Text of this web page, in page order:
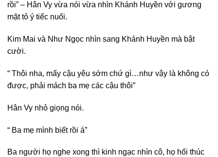
rồi” – Hân Vy vừa nói vừa nhìn Khánh Huyền với gương
mặt tỏ ý tiếc nuối.
Kim Mai và Như Ngọc nhìn sang Khánh Huyền mà bật
cười.
“ Thôi nha, mấy cậu yêu sớm chứ gì…như vậy là không có
được, phải mách ba mẹ các cậu thôi”
Hân Vy nhỏ giọng nói.
“ Ba mẹ mình biết rồi á”
Ba người họ nghe xong thì kinh ngạc nhìn cô, họ hối thúc